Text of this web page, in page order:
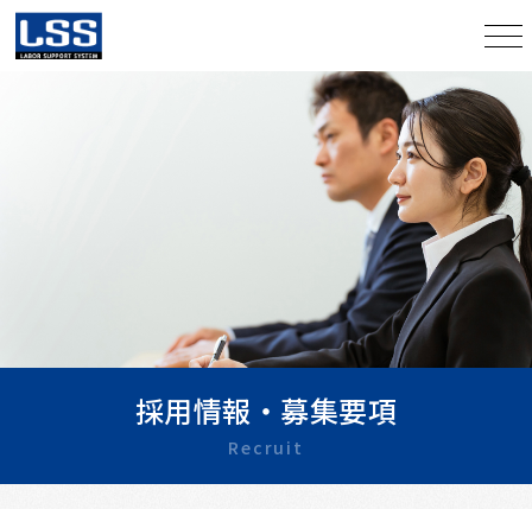
採用情報・募集要項
Recruit